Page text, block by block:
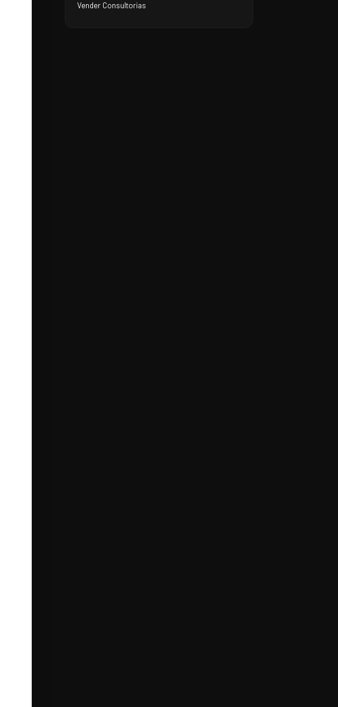
Vender Consultorias